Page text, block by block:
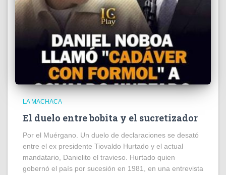
LA MACHACA
El duelo entre bobita y el sucretizador
Por el Muérgano. Un duelo de declaraciones se desató
entre el ex presidente Tiovaldo Hurtado y el actual
mandatario, Danielito el travieso. Hurtado quien
gobernó el país por sucesión en 1981, en una entrevista